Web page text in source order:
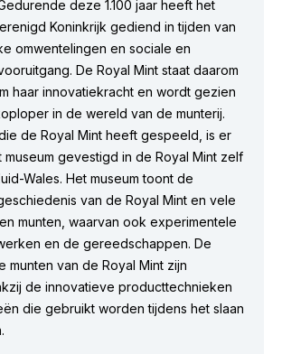
deze 1.100 jaar heeft het
Koninkrijk gediend in tijden van
omwentelingen en sociale en
De Royal Mint staat daarom
haar innovatiekracht en wordt gezien
in de wereld van de munterij.
de Royal Mint heeft gespeeld, is er
museum gevestigd in de Royal Mint zelf
Wales. Het museum toont de
van de Royal Mint en vele
munten, waarvan ook experimentele
en de gereedschappen. De
munten van de Royal Mint zijn
de innovatieve producttechnieken
die gebruikt worden tijdens het slaan